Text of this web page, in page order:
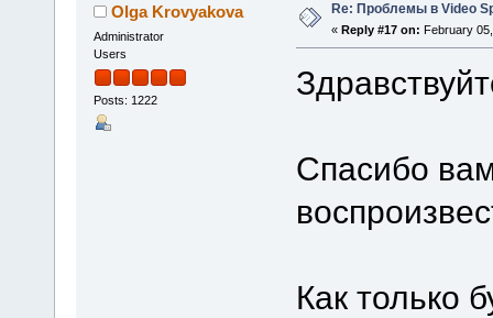
Olga Krovyakova
Administrator
Users
Posts: 1222
Re: Проблемы в Video
« Reply #17 on: February
Спасибо
Как только